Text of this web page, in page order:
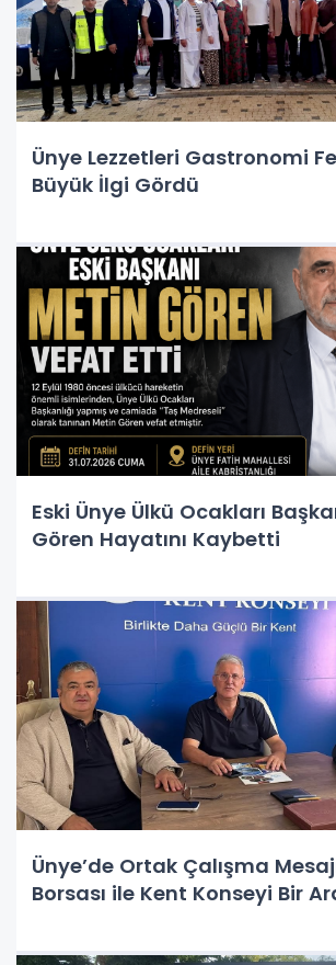
Ünye Lezzetleri Gastronomi
Büyük İlgi Gördü
Eski Ünye Ülkü Ocakları
Gören Hayatını Kaybetti
Ünye’de Ortak Çalışma
Borsası ile Kent Konseyi Bir